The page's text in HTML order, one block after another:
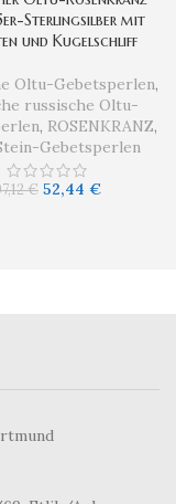
Sterlingsilber mit
und Kugelschliff
Oltu-Gebetsperlen,
russische Oltu-
, ROSENKRANZ,
Gebetsperlen
€ 52,44 €